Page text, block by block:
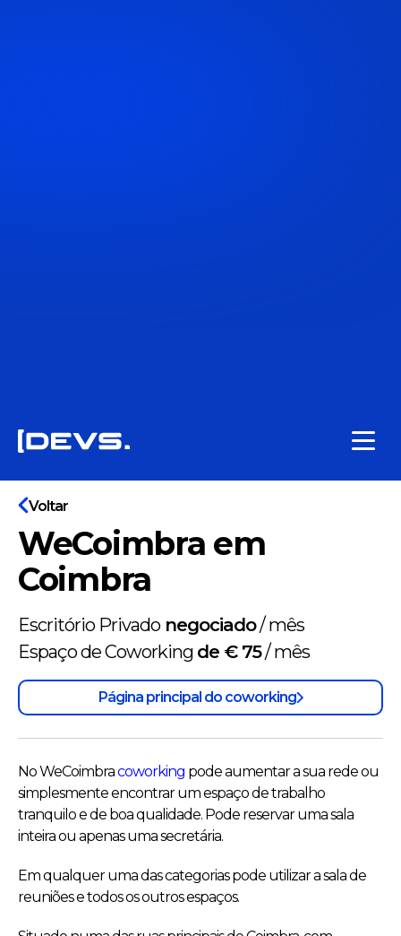
Voltar
WeCoimbra em
Coimbra
Escritório Privadonegociado/mês
Espaço de Coworking de € 75/mês
Página principal do coworking
No WeCoimbracoworking pode aumentar a sua rede ou
simplesmente encontrar um espaço de trabalho
tranquilo e de boa qualidade. Pode reservar uma sala
inteira ou apenas uma secretária.
Em qualquer uma das categorias pode utilizar a sala de
reuniões e todos os outros espaços.